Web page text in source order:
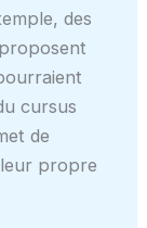
des
proposent
cursus
de
propre